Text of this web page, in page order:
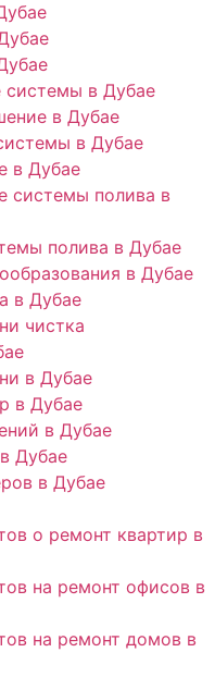
системы в Дубае
в Дубае
в Дубае
в Дубае
системы полива в
полива в Дубае
в Дубае
в Дубае
чистка
в Дубае
в Дубае
в Дубае
Дубае
в Дубае
о ремонт квартир в
на ремонт офисов в
на ремонт домов в